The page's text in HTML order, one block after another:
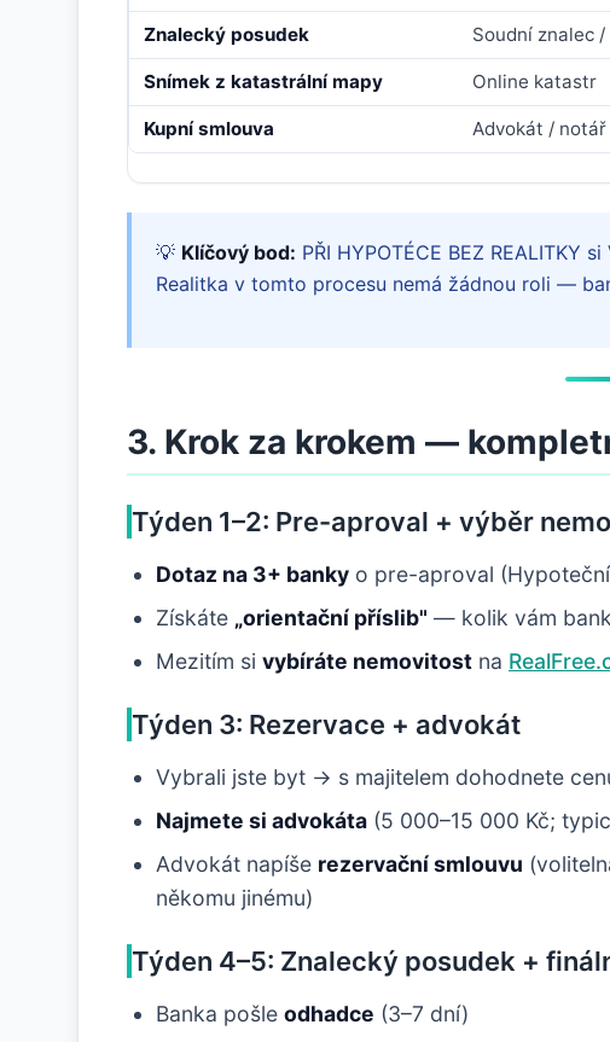
Znalecký posudek Soudní znalec
Snímek z katastrální mapy Online katastr
Kupní smlouva Advokát / notář
💡 Klíčový bod: PŘI HYPOTÉCE BEZ
Realitka v tomto procesu nemá žádnou roli —
3. Krok za krokem —
Týden 1–2: Pre-aproval + výběr
Dotaz na 3+ banky o pre-aproval
Získáte „orientační příslib" — kolik vám
Mezitím si vybíráte nemovitost na
Týden 3: Rezervace + advokát
Vybrali jste byt → s majitelem dohodnete
Najmete si advokáta (5 000–15 000 Kč;
Advokát napíše rezervační smlouvu
někomu jinému)
Týden 4–5: Znalecký posudek +
Banka pošle odhadce (3–7 dní)